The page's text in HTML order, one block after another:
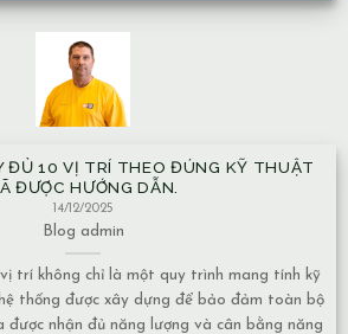
NHÀ XÂY TRÊN MẠCH NƯỚC NGẦM CÓ
MẶT NĂNG LƯỢNG
Mạch nước ngầm có nhiều dạng khác nhau, và
về năng lượng cũng phụ thuộc vào tính chất
Nước chảy hay nước đọng – Nếu là nước chảy,